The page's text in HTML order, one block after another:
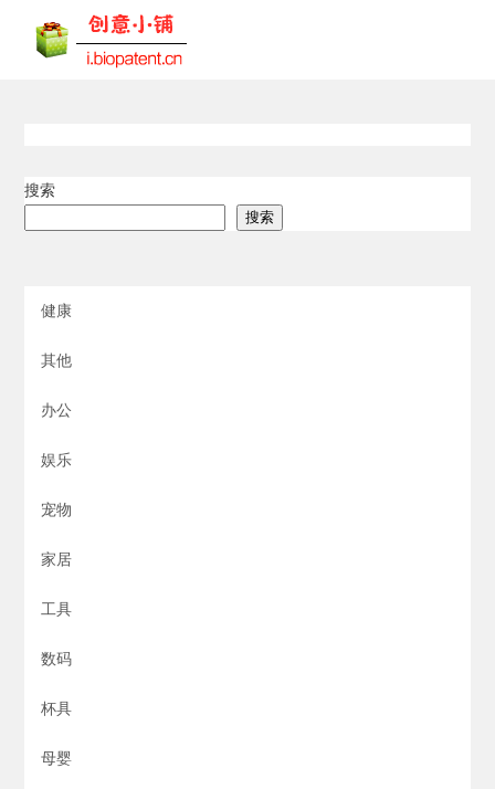
搜索
搜索
健康
其他
办公
娱乐
宠物
家居
工具
数码
杯具
母婴